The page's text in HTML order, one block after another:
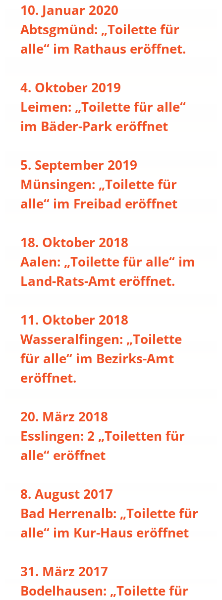
10. Januar 2020
Abtsgmünd: „Toilette für
alle“ im Rathaus eröffnet.
4. Oktober 2019
Leimen: „Toilette für alle“
im Bäder-Park eröffnet
5. September 2019
Münsingen: „Toilette für
alle“ im Freibad eröffnet
18. Oktober 2018
Aalen: „Toilette für alle“ im
Land-Rats-Amt eröffnet.
11. Oktober 2018
Wasseralfingen: „Toilette
für alle“ im Bezirks-Amt
eröffnet.
20. März 2018
Esslingen: 2 „Toiletten für
alle“ eröffnet
8. August 2017
Bad Herrenalb: „Toilette für
alle“ im Kur-Haus eröffnet
31. März 2017
Bodelhausen: „Toilette für